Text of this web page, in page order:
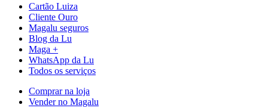
Cartão Luiza
Cliente Ouro
Magalu seguros
Blog da Lu
Maga +
WhatsApp da Lu
Todos os serviços
Comprar na loja
Vender no Magalu